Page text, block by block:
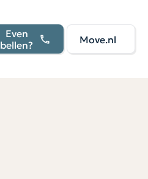
Even
bellen? Move.nl